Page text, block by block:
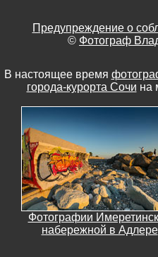
Предупреждение о
© Фотограф
В настоящее время
города-курорта Сочи на
Фотографии
набережной в Адлере